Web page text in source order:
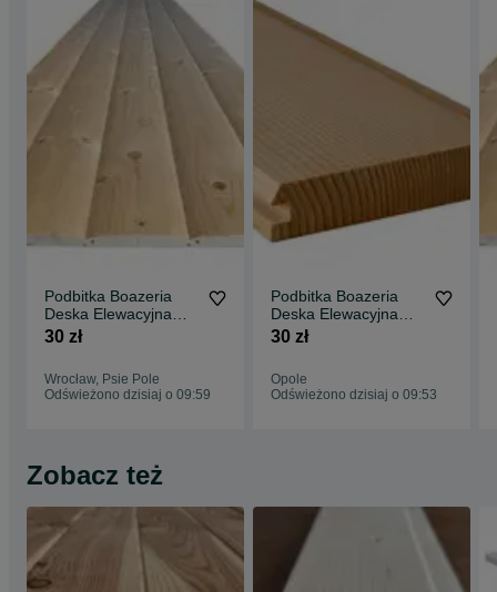
Podbitka Boazeria
Deska Elewacyjna
PółBal Listwy
Wysyłka . Cały Kraj
30 zł
Wrocław, Psie Pole
Odświeżono dzisiaj o 09:59
Podbitka Boazeria
Deska Elewacyjna
PółBal Liatwy
Opole Wysyłka Cały
Kraj
30 zł
Opole
Odświeżono dzisiaj o 09:53
Zobacz też